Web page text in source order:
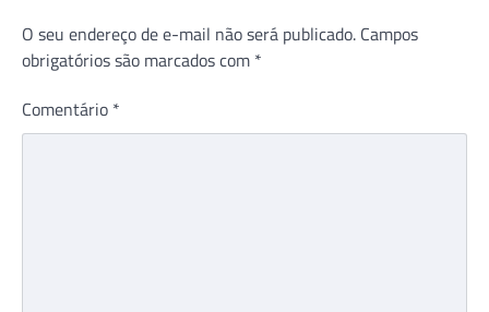
O seu endereço de e-mail não será publicado. Campos
obrigatórios são marcados com *
Comentário *